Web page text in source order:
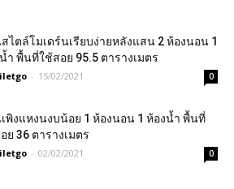
ไตล์โมเดร์นเรียบง่ายหลังแสน 2 ห้องนอน 1
ำ พื้นที่ใช้สอย 95.5 ตารางเมตร
- 15/02/2021 0
พิงแหงนงบน้อย 1 ห้องนอน 1 ห้องน้ำ พื้นที่
ย 36 ตารางเมตร
- 02/02/2021 0